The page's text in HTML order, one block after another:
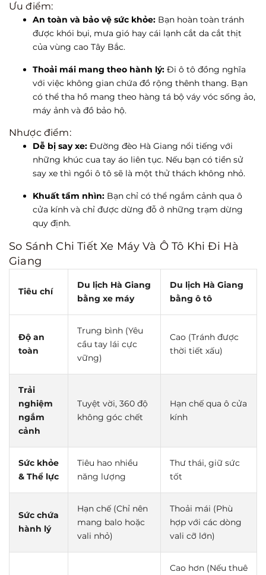
Ưu điểm:
An toàn và bảo vệ sức khỏe: Bạn hoàn toàn tránh
được khói bụi, mưa gió hay cái lạnh cắt da cắt thịt
của vùng cao Tây Bắc.
Thoải mái mang theo hành lý: Đi ô tô đồng nghĩa
với việc không gian chứa đồ rộng thênh thang. Bạn
có thể tha hồ mang theo hàng tá bộ váy vóc sống ảo,
máy ảnh và đồ bảo hộ.
Nhược điểm:
Dễ bị say xe: Đường đèo Hà Giang nổi tiếng với
những khúc cua tay áo liên tục. Nếu bạn có tiền sử
say xe thì ngồi ô tô sẽ là một thử thách không nhỏ.
Khuất tầm nhìn: Bạn chỉ có thể ngắm cảnh qua ô
cửa kính và chỉ được dừng đỗ ở những trạm dừng
quy định.
So Sánh Chi Tiết Xe Máy Và Ô Tô Khi Đi Hà
Giang
Tiêu chí
Du lịch Hà Giang
bằng xe máy
Du lịch Hà Giang
bằng ô tô
Độ an
toàn
Trung bình (Yêu
cầu tay lái cực
vững)
Cao (Tránh được
thời tiết xấu)
Trải
nghiệm
ngắm
cảnh
Tuyệt vời, 360 độ
không góc chết
Hạn chế qua ô cửa
kính
Sức khỏe
& Thể lực
Tiêu hao nhiều
năng lượng
Thư thái, giữ sức
tốt
Sức chứa
hành lý
Hạn chế (Chỉ nên
mang balo hoặc
vali nhỏ)
Thoải mái (Phù
hợp với các dòng
vali cỡ lớn)
Cao hơn (Nếu thuê